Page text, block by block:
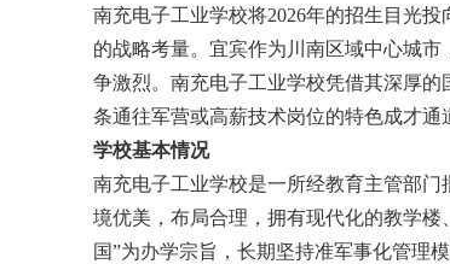
南充电子工业学校将2026年的招生目光
的战略考量。宜宾作为川南区域中心城
争激烈。南充电子工业学校凭借其深厚
条通往军营或高薪技术岗位的特色成才通
学校基本情况
南充电子工业学校是一所经教育主管部
境优美，布局合理，拥有现代化的教学
国”为办学宗旨，长期坚持准军事化管理